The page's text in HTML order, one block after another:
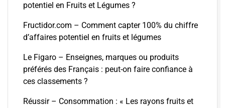
potentiel en Fruits et Légumes ?
Fructidor.com – Comment capter 100% du chiffre
d’affaires potentiel en fruits et légumes
Le Figaro – Enseignes, marques ou produits
préférés des Français : peut-on faire confiance à
ces classements ?
Réussir – Consommation : « Les rayons fruits et